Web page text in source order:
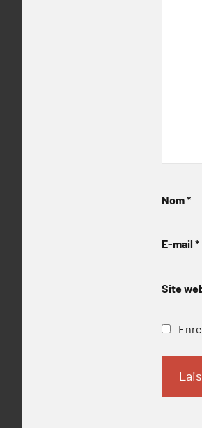
Nom*
E-mail *
Site